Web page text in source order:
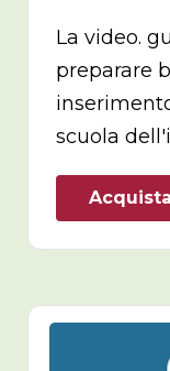
La video.
preparare
scuola